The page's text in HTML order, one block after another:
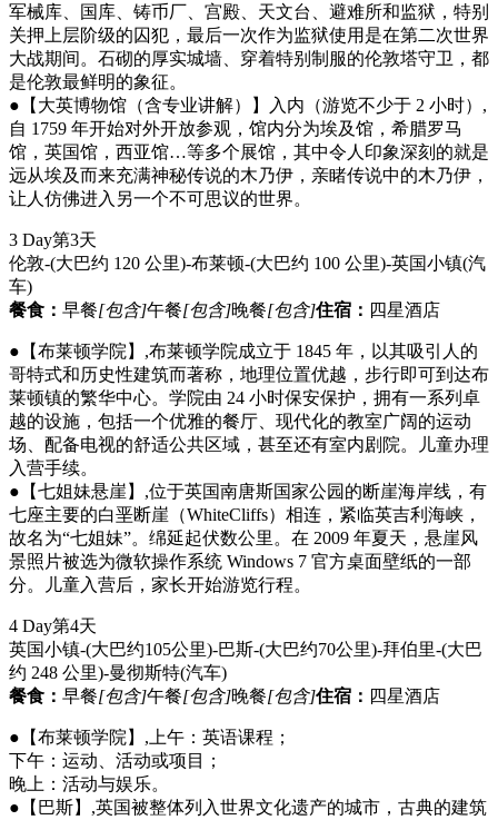
军械库、国库、铸币厂、宫殿、天文台、避难所和监狱，特别
关押上层阶级的囚犯，最后一次作为监狱使用是在第二次世界
大战期间。石砌的厚实城墙、穿着特别制服的伦敦塔守卫，都
是伦敦最鲜明的象征。
●【大英博物馆（含专业讲解）】入内（游览不少于 2 小时）,
自 1759 年开始对外开放参观，馆内分为埃及馆，希腊罗马
馆，英国馆，西亚馆…等多个展馆，其中令人印象深刻的就是
远从埃及而来充满神秘传说的木乃伊，亲睹传说中的木乃伊，
让人仿佛进入另一个不可思议的世界。
3 Day第3天
伦敦-(大巴约 120 公里)-布莱顿-(大巴约 100 公里)-英国小镇(汽
车)
餐食： 早餐[包含]午餐[包含]晚餐[包含]住宿： 四星酒店
●【布莱顿学院】,布莱顿学院成立于 1845 年，以其吸引人的
哥特式和历史性建筑而著称，地理位置优越，步行即可到达布
莱顿镇的繁华中心。学院由 24 小时保安保护，拥有一系列卓
越的设施，包括一个优雅的餐厅、现代化的教室广阔的运动
场、配备电视的舒适公共区域，甚至还有室内剧院。儿童办理
入营手续。
●【七姐妹悬崖】,位于英国南唐斯国家公园的断崖海岸线，有
七座主要的白垩断崖（WhiteCliffs）相连，紧临英吉利海峡，
故名为“七姐妹”。绵延起伏数公里。在 2009 年夏天，悬崖风
景照片被选为微软操作系统 Windows 7 官方桌面壁纸的一部
分。儿童入营后，家长开始游览行程。
4 Day第4天
英国小镇-(大巴约105公里)-巴斯-(大巴约70公里)-拜伯里-(大巴
约 248 公里)-曼彻斯特(汽车)
餐食： 早餐[包含]午餐[包含]晚餐[包含]住宿： 四星酒店
●【布莱顿学院】,上午：英语课程；
下午：运动、活动或项目；
晚上：活动与娱乐。
●【巴斯】,英国被整体列入世界文化遗产的城市，古典的建筑